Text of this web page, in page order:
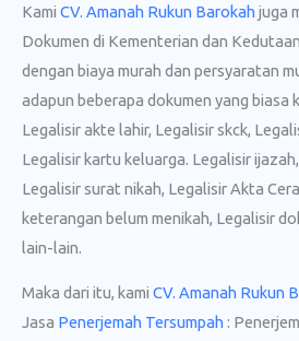
Kami CV. Amanah Rukun Barokah juga
Dokumen di Kementerian dan
dengan biaya murah dan persyaratan
adapun beberapa dokumen yang biasa
Legalisir akte lahir, Legalisir skck,
Legalisir kartu keluarga. Legalisir
Legalisir surat nikah, Legalisir Akta
keterangan belum menikah, Legalisir
lain-lain.
Maka dari itu, kami CV. Amanah Rukun
Jasa Penerjemah Tersumpah :